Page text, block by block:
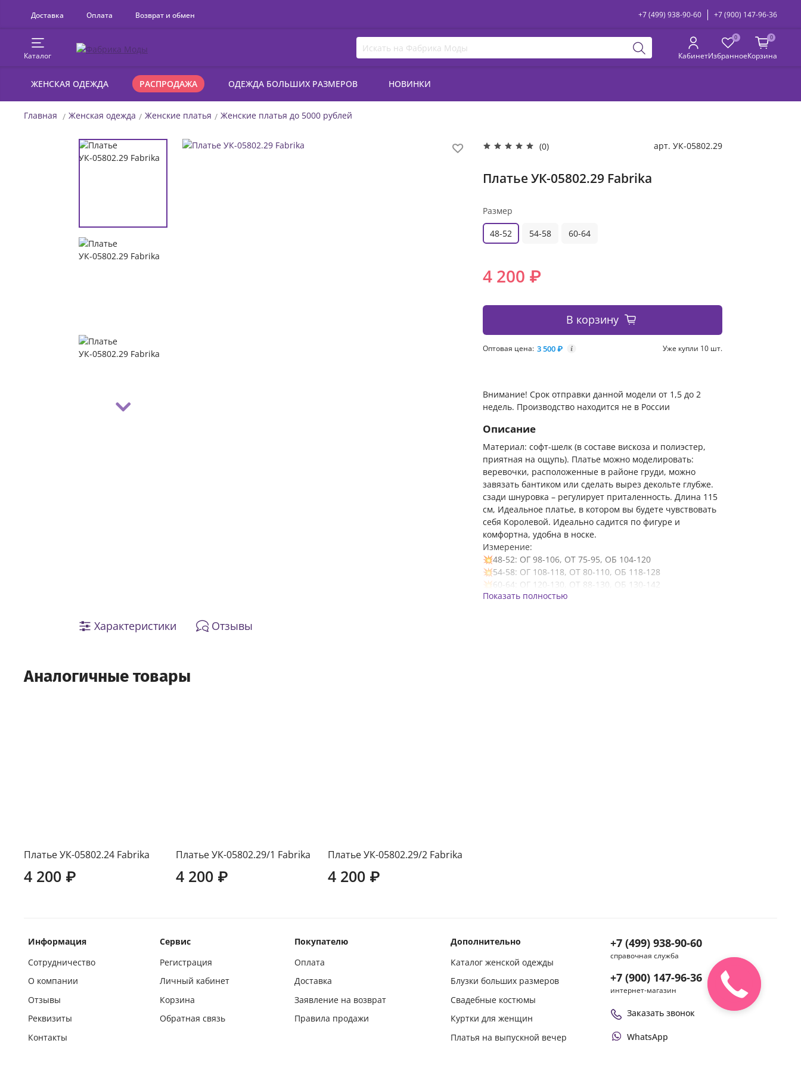
Доставка Оплата Возврат и обмен +7 (499) 938-90-60 +7 (900) 147-96-36
Каталог Кабинет
0
Избранное
0
Корзина
ЖЕНСКАЯ ОДЕЖДА РАСПРОДАЖА ОДЕЖДА БОЛЬШИХ РАЗМЕРОВ НОВИНКИ
Главная Женская одежда Женские платья Женские платья до 5000 рублей
(0) арт. УК-05802.29
Платье УК-05802.29 Fabrika
Размер
48-52
54-58 60-64
4 200 ₽
В корзину
Оптовая цена: 3 500 ₽ i Уже купли 10 шт.
Внимание! Срок отправки данной модели от 1,5 до 2
недель. Производство находится не в России
Описание
Материал: софт-шелк (в составе вискоза и полиэстер,
приятная на ощупь). Платье можно моделировать:
веревочки, расположенные в районе груди, можно
завязать бантиком или сделать вырез декольте глубже.
сзади шнуровка – регулирует приталенность. Длина 115
см, Идеальное платье, в котором вы будете чувствовать
себя Королевой. Идеально садится по фигуре и
комфортна, удобна в носке.
Измерение:
💥48-52: ОГ 98-106, ОТ 75-95, ОБ 104-120
💥54-58: ОГ 108-118, ОТ 80-110, ОБ 118-128
💥60-64: ОГ 120-130, ОТ 88-130, ОБ 130-142
Показать полностью
Характеристики Отзывы
Аналогичные товары
Платье УК-05802.24 Fabrika
4 200 ₽
Платье УК-05802.29/1 Fabrika
4 200 ₽
Платье УК-05802.29/2 Fabrika
4 200 ₽
Информация
Сотрудничество
О компании
Отзывы
Реквизиты
Контакты
Сервис
Регистрация
Личный кабинет
Корзина
Обратная связь
Покупателю
Оплата
Доставка
Заявление на возврат
Правила продажи
Дополнительно
Каталог женской одежды
Блузки больших размеров
Свадебные костюмы
Куртки для женщин
Платья на выпускной вечер
+7 (499) 938-90-60
справочная служба
+7 (900) 147-96-36
интернет-магазин
Заказать звонок
WhatsApp